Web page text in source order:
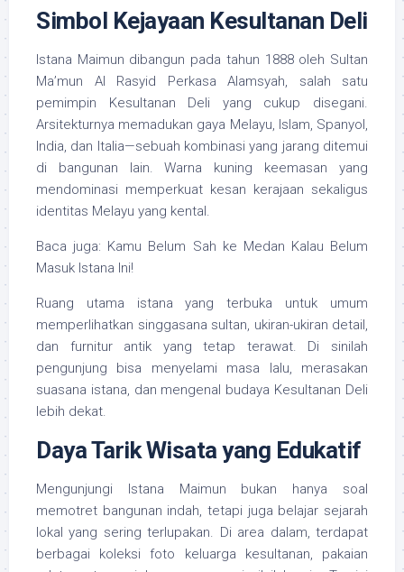
Simbol Kejayaan Kesultanan Deli
Istana Maimun dibangun pada tahun 1888 oleh Sultan
Ma’mun Al Rasyid Perkasa Alamsyah, salah satu
pemimpin Kesultanan Deli yang cukup disegani.
Arsitekturnya memadukan gaya Melayu, Islam, Spanyol,
India, dan Italia—sebuah kombinasi yang jarang ditemui
di bangunan lain. Warna kuning keemasan yang
mendominasi memperkuat kesan kerajaan sekaligus
identitas Melayu yang kental.
Baca juga: Kamu Belum Sah ke Medan Kalau Belum
Masuk Istana Ini!
Ruang utama istana yang terbuka untuk umum
memperlihatkan singgasana sultan, ukiran-ukiran detail,
dan furnitur antik yang tetap terawat. Di sinilah
pengunjung bisa menyelami masa lalu, merasakan
suasana istana, dan mengenal budaya Kesultanan Deli
lebih dekat.
Daya Tarik Wisata yang Edukatif
Mengunjungi Istana Maimun bukan hanya soal
memotret bangunan indah, tetapi juga belajar sejarah
lokal yang sering terlupakan. Di area dalam, terdapat
berbagai koleksi foto keluarga kesultanan, pakaian